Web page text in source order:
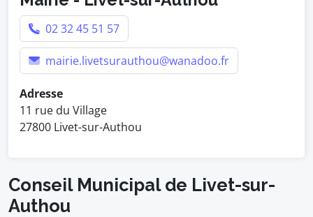
02 32 45 51 57
mairie.livetsurauthou@wanadoo.fr
Adresse
11 rue du Village
27800 Livet-sur-Authou
Conseil Municipal de Livet-sur-
Authou